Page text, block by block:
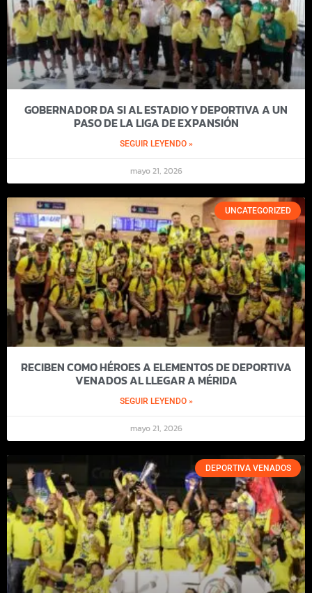
GOBERNADOR DA SI AL ESTADIO Y DEPORTIVA A UN
PASO DE LA LIGA DE EXPANSIÓN
SEGUIR LEYENDO »
mayo 21, 2026
UNCATEGORIZED
RECIBEN COMO HÉROES A ELEMENTOS DE DEPORTIVA
VENADOS AL LLEGAR A MÉRIDA
SEGUIR LEYENDO »
mayo 21, 2026
DEPORTIVA VENADOS